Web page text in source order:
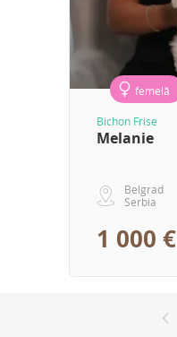
femelă
Bichon Frise
Melanie
Belgrad
Serbia
1 000 €